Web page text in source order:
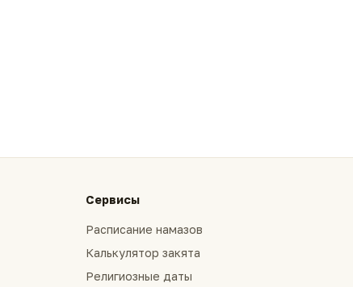
Сервисы
Расписание намазов
Калькулятор закята
Религиозные даты